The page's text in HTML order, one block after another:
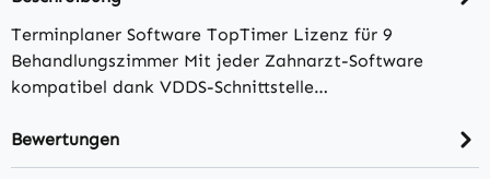
Terminplaner Software TopTimer Lizenz für 9
Behandlungszimmer Mit jeder Zahnarzt-Software
kompatibel dank VDDS-Schnittstelle…
Bewertungen